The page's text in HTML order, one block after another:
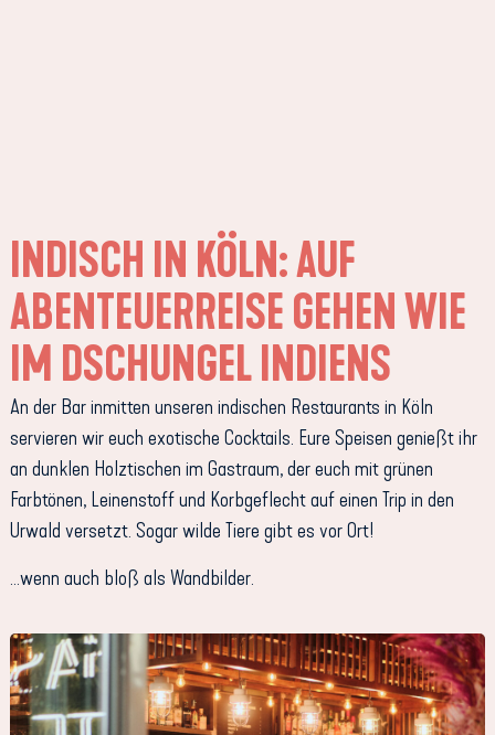
INDISCH IN KÖLN: AUF
ABENTEUERREISE GEHEN WIE
IM DSCHUNGEL INDIENS
An der Bar inmitten unseren indischen Restaurants in Köln
servieren wir euch exotische Cocktails. Eure Speisen genießt ihr
an dunklen Holztischen im Gastraum, der euch mit grünen
Farbtönen, Leinenstoff und Korbgeflecht auf einen Trip in den
Urwald versetzt. Sogar wilde Tiere gibt es vor Ort!
…wenn auch bloß als Wandbilder.